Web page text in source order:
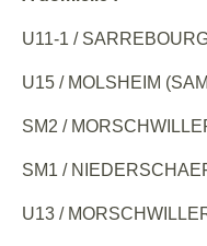
U11-1 /
U15 / MOLSHEIM
SM2 /
SM1 /
U13 /